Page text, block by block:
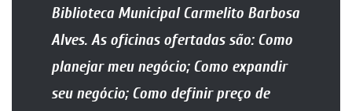
Biblioteca Municipal Carmelito Barbosa
Alves. As oficinas ofertadas são: Como
planejar meu negócio; Como expandir
seu negócio; Como definir preço de